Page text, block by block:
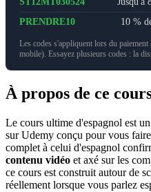
PRENDRE10
10 %
Les codes s'appliquent lors du
mobile). Essayez plusieurs codes : la
À propos de ce
Le cours ultime d'espagnol est
sur Udemy conçu pour vous
complet à celui d'espagnol
contenu vidéo et axé sur les
ce cours est construit autour de
réellement lorsque vous parlez